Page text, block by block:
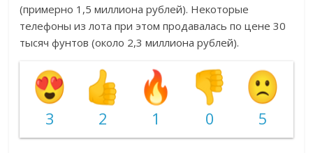
(примерно 1,5 миллиона рублей). Некоторые
телефоны из лота при этом продавалась по цене 30
тысяч фунтов (около 2,3 миллиона рублей).
3 2 1 0 5